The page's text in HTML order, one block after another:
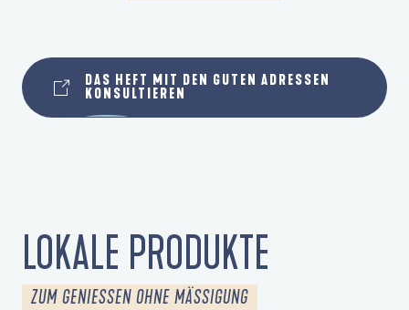
DAS HEFT MIT DEN GUTEN ADRESSEN
KONSULTIEREN
LOKALE PRODUKTE
ZUM GENIESSEN OHNE MÄSSIGUNG